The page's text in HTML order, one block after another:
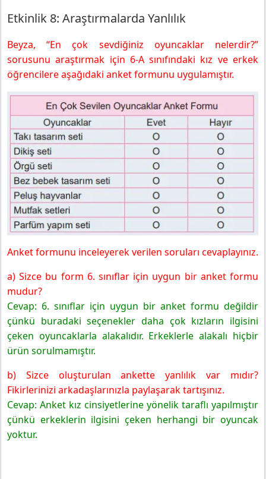
Etkinlik 8: Araştırmalarda Yanlılık
Beyza, “En çok sevdiğiniz oyuncaklar nelerdir?”
sorusunu araştırmak için 6-A sınıfındaki kız ve erkek
öğrencilere aşağıdaki anket formunu uygulamıştır.
Anket formunu inceleyerek verilen soruları cevaplayınız.
a) Sizce bu form 6. sınıflar için uygun bir anket formu
mudur?
Cevap: 6. sınıflar için uygun bir anket formu değildir
çünkü buradaki seçenekler daha çok kızların ilgisini
çeken oyuncaklarla alakalıdır. Erkeklerle alakalı hiçbir
ürün sorulmamıştır.
b) Sizce oluşturulan ankette yanlılık var mıdır?
Fikirlerinizi arkadaşlarınızla paylaşarak tartışınız.
Cevap: Anket kız cinsiyetlerine yönelik taraflı yapılmıştır
çünkü erkeklerin ilgisini çeken herhangi bir oyuncak
yoktur.